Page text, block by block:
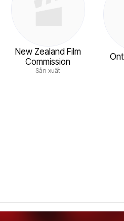
New Zealand Film
Commission
Sản xuất